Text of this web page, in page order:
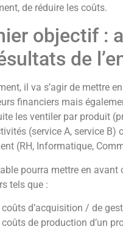
de réduire les coûts.
objectif :
de
il va s’agir de mettre
financiers mais
les ventiler par produit
(service A, service B)
(RH, Informatique,
pourra mettre en avant
tels que :
coûts d’acquisition / de
coûts de production d’un